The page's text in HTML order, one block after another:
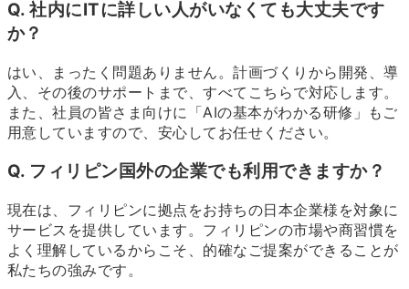
Q. 社内にITに詳しい人がいなくても大丈夫です
か？
はい、まったく問題ありません。計画づくりから開発、導
入、その後のサポートまで、すべてこちらで対応します。
また、社員の皆さま向けに「AIの基本がわかる研修」もご
用意していますので、安心してお任せください。
Q. フィリピン国外の企業でも利用できますか？
現在は、フィリピンに拠点をお持ちの日本企業様を対象に
サービスを提供しています。フィリピンの市場や商習慣を
よく理解しているからこそ、的確なご提案ができることが
私たちの強みです。